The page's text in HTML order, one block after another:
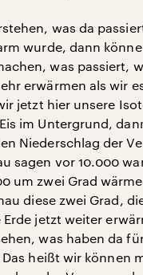
was da
wurde, dann
was passiert,
erwärmen als wir
jetzt hier unsere
im Untergrund,
Niederschlag der
sagen vor 10.000
um zwei Grad
diese zwei Grad,
jetzt weiter
was haben da
heißt wir können